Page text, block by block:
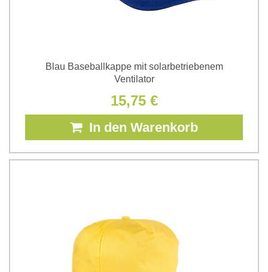
Blau Baseballkappe mit solarbetriebenem
Ventilator
15,75 €
In den Warenkorb